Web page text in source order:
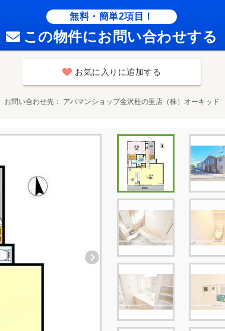
無料・簡単2項目！
この物件にお問い合わせする
お気に入りに追加する
お問い合わせ先 アパマンショップ金沢杜の里店（株）オーキッド